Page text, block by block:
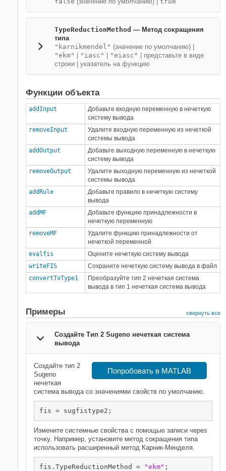
TypeReductionMethod — Метод сокращения
типа
"karnikmendel" (значение по умолчанию) |
"ekm"
"iasc" "eiasc"
представьте в виде
строки
указатель на функцию
Функции объекта
addInput
Добавьте входную переменную в нечеткую
систему вывода
removeInput
Удалите входную переменную из нечеткой
системы вывода
addOutput
Добавьте выходную переменную в нечеткую
систему вывода
removeOutput
Удалите выходную переменную из нечеткой
системы вывода
addRule
Добавьте правило в нечеткую систему
вывода
addMF
Добавьте функцию принадлежности в
нечеткую переменную
removeMF
Удалите функцию принадлежности от
нечеткой переменной
evalfis
Оцените нечеткую систему вывода
writeFIS
Сохраните нечеткую систему вывода в файл
convertToType1
Преобразуйте тип 2 нечеткая система
вывода в тип 1 нечеткая система вывода
Примеры свернуть все
Создайте Тип 2 Sugeno нечеткая система
вывода
Попробовать в MATLAB
Создайте тип 2
Sugeno
нечеткая
система вывода со значениями свойств по умолчанию.
fis = sugfistype2;
Измените системные свойства с помощью записи через
точку. Например, установите метод сокращения типа
использовать расширенный метод Карник-Менделя.
fis.TypeReductionMethod = "ekm" ;